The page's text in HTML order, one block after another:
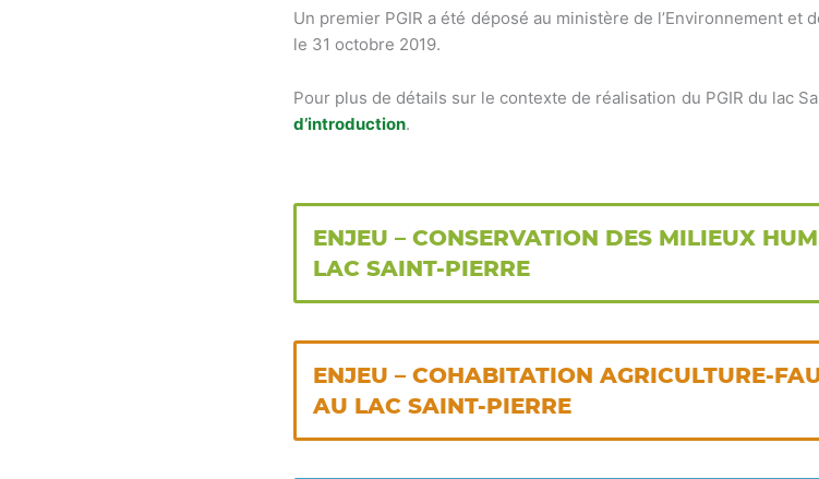
Un premier PGIR a été déposé au ministère de l’Environnement
le 31 octobre 2019.
Pour plus de détails sur le contexte de réalisation du PGIR du lac
d’introduction.
ENJEU – CONSERVATION DES MILIEUX
LAC SAINT-PIERRE
ENJEU – COHABITATION AGRICULTURE-
AU LAC SAINT-PIERRE